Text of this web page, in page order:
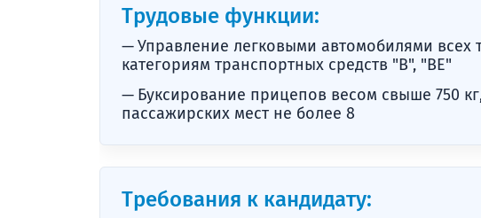
Трудовые функции:
Управление легковыми автомобилями
категориям транспортных средств "В", "BE"
Буксирование прицепов весом свыше 750
пассажирских мест не более 8
Требования к кандидату: